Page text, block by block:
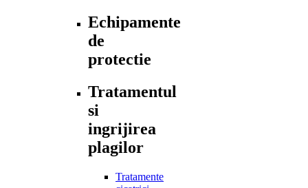
Echipamente
de
protectie
Tratamentul
si
ingrijirea
plagilor
Tratamente